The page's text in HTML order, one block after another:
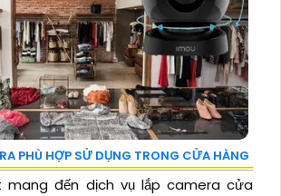
PHÙ HỢP SỬ DỤNG TRONG CỬA HÀNG
mang đến dịch vụ lắp camera cửa